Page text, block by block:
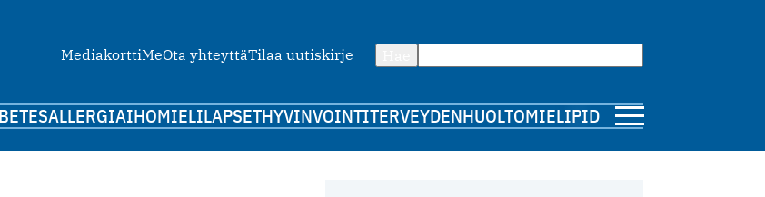
MediakorttiMeOta yhteyttäTilaa uutiskirje
ALLERGIAIHOMIELILAPSETHYVINVOINTITERVEYDENHUOLTOMIELIPIDE